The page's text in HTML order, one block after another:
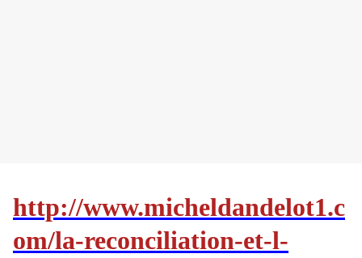
http://www.micheldandelot1.c
om/la-reconciliation-et-l-